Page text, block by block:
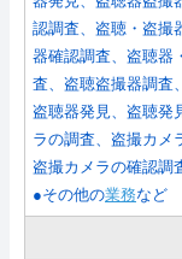
認調査、盗聴・盗撮
器確認調査、盗聴器
査、盗聴盗撮器調査
盗聴器発見、盗聴発
ラの調査、盗撮カメ
盗撮カメラの確認調
●その他の業務など